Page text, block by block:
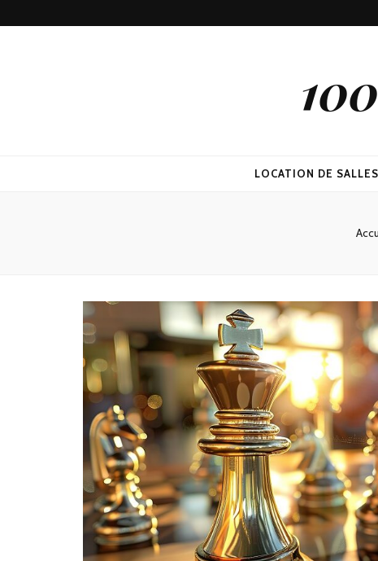
LOCATION DE SALLES